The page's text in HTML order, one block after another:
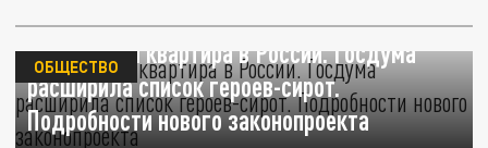
Бесплатная квартира в России. Госдума
расширила список героев-сирот.
Подробности нового законопроекта
ОБЩЕСТВО